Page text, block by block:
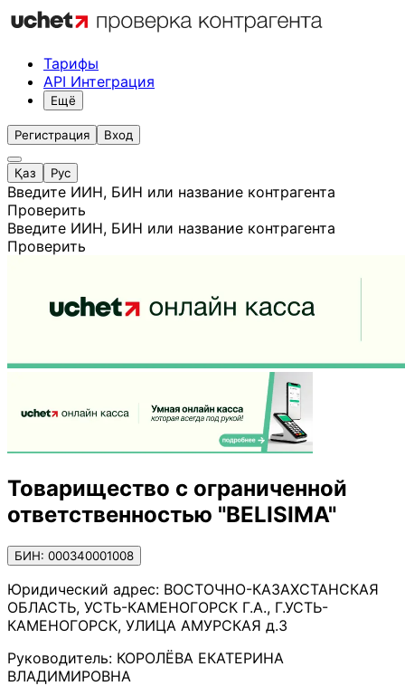
Тарифы
API Интеграция
Ещё
Регистрация Вход
Қаз Рус
Введите ИИН, БИН или название контрагента
Проверить
Введите ИИН, БИН или название контрагента
Проверить
Товарищество с ограниченной
ответственностью "BELISIMA"
БИН: 000340001008
Юридический адрес: ВОСТОЧНО-КАЗАХСТАНСКАЯ
ОБЛАСТЬ, УСТЬ-КАМЕНОГОРСК Г.А., Г.УСТЬ-
КАМЕНОГОРСК, УЛИЦА АМУРСКАЯ д.3
Руководитель: КОРОЛЁВА ЕКАТЕРИНА
ВЛАДИМИРОВНА